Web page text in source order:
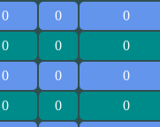
0 0
0
0 0
0
0 0
0
0 0
0